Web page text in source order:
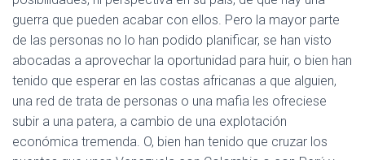
guerra que pueden acabar con ellos. Pero la mayor parte
de las personas no lo han podido planificar, se han visto
abocadas a aprovechar la oportunidad para huir, o bien han
tenido que esperar en las costas africanas a que alguien,
una red de trata de personas o una mafia les ofreciese
subir a una patera, a cambio de una explotación
económica tremenda. O, bien han tenido que cruzar los